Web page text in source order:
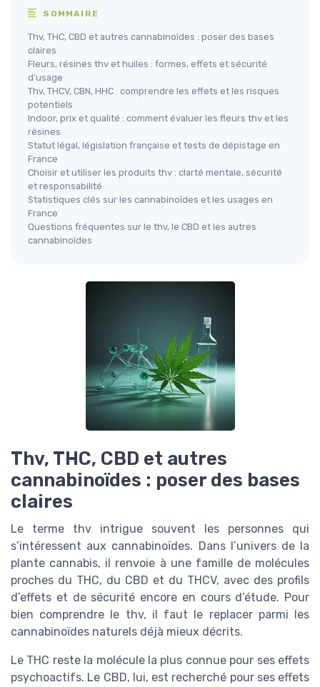
SOMMAIRE
Thv, THC, CBD et autres cannabinoïdes : poser des bases
claires
Fleurs, résines thv et huiles : formes, effets et sécurité
d’usage
Thv, THCV, CBN, HHC : comprendre les effets et les risques
potentiels
Indoor, prix et qualité : comment évaluer les fleurs thv et les
résines
Statut légal, législation française et tests de dépistage en
France
Choisir et utiliser les produits thv : clarté mentale, sécurité
et responsabilité
Statistiques clés sur les cannabinoïdes et les usages en
France
Questions fréquentes sur le thv, le CBD et les autres
cannabinoïdes
Thv, THC, CBD et autres
cannabinoïdes : poser des bases
claires
Le terme thv intrigue souvent les personnes qui
s’intéressent aux cannabinoïdes. Dans l’univers de la
plante cannabis, il renvoie à une famille de molécules
proches du THC, du CBD et du THCV, avec des profils
d’effets et de sécurité encore en cours d’étude. Pour
bien comprendre le thv, il faut le replacer parmi les
cannabinoïdes naturels déjà mieux décrits.
Le THC reste la molécule la plus connue pour ses effets
psychoactifs. Le CBD, lui, est recherché pour ses effets